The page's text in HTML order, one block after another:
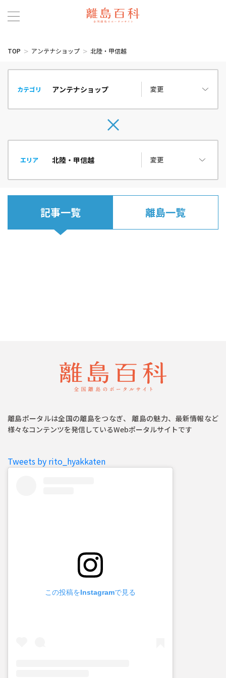
TOP アンテナショップ 北陸・甲信越
カテゴリ 変更
エリア 変更
記事一覧 離島一覧
離島ポータルは全国の離島をつなぎ、 離島の魅力、最新情報など
様々なコンテンツを発信しているWebポータルサイトです
Tweets by rito_hyakkaten
この投稿をInstagramで見る